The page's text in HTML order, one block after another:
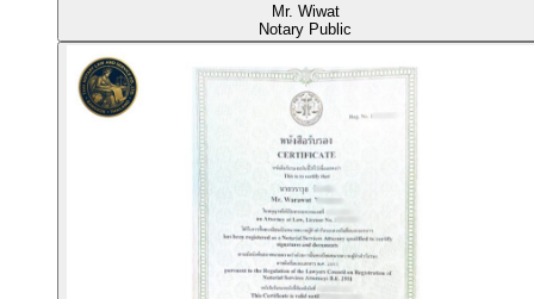
Mr. Wiwat
Notary Public